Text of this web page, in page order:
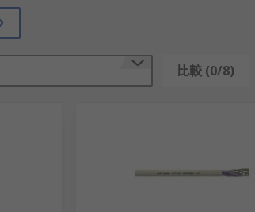
比較 (0/8)